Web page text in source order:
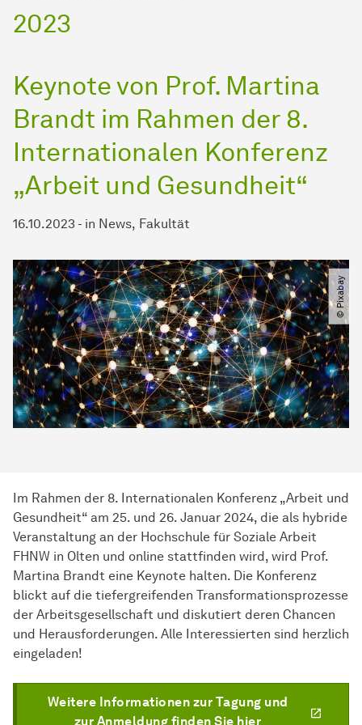
2023
Keynote von Prof. Martina
Brandt im Rahmen der 8.
Internationalen Konferenz
„Arbeit und Gesundheit“
16.10.2023 - in News Fakultät
© Pixabay
Im Rahmen der 8. Internationalen Konferenz „Arbeit und
Gesundheit“ am 25. und 26. Januar 2024, die als hybride
Veranstaltung an der Hochschule für Soziale Arbeit
FHNW in Olten und online stattfinden wird, wird Prof.
Martina Brandt eine Keynote halten. Die Konferenz
blickt auf die tiefergreifenden Transformationsprozesse
der Arbeitsgesellschaft und diskutiert deren Chancen
und Herausforderungen. Alle Interessierten sind herzlich
eingeladen!
Weitere Informationen zur Tagung und
zur Anmeldung finden Sie hier